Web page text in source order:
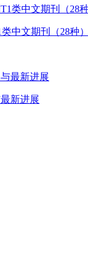
中文期刊（28种
新进展